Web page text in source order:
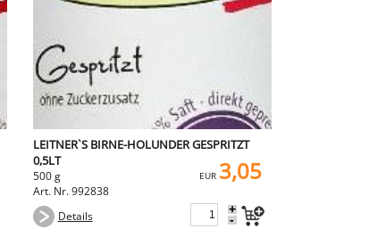
LEITNER`S BIRNE-HOLUNDER GESPRITZT
0,5LT
500 g
Art. Nr. 992838
EUR 3,05
Details +
-